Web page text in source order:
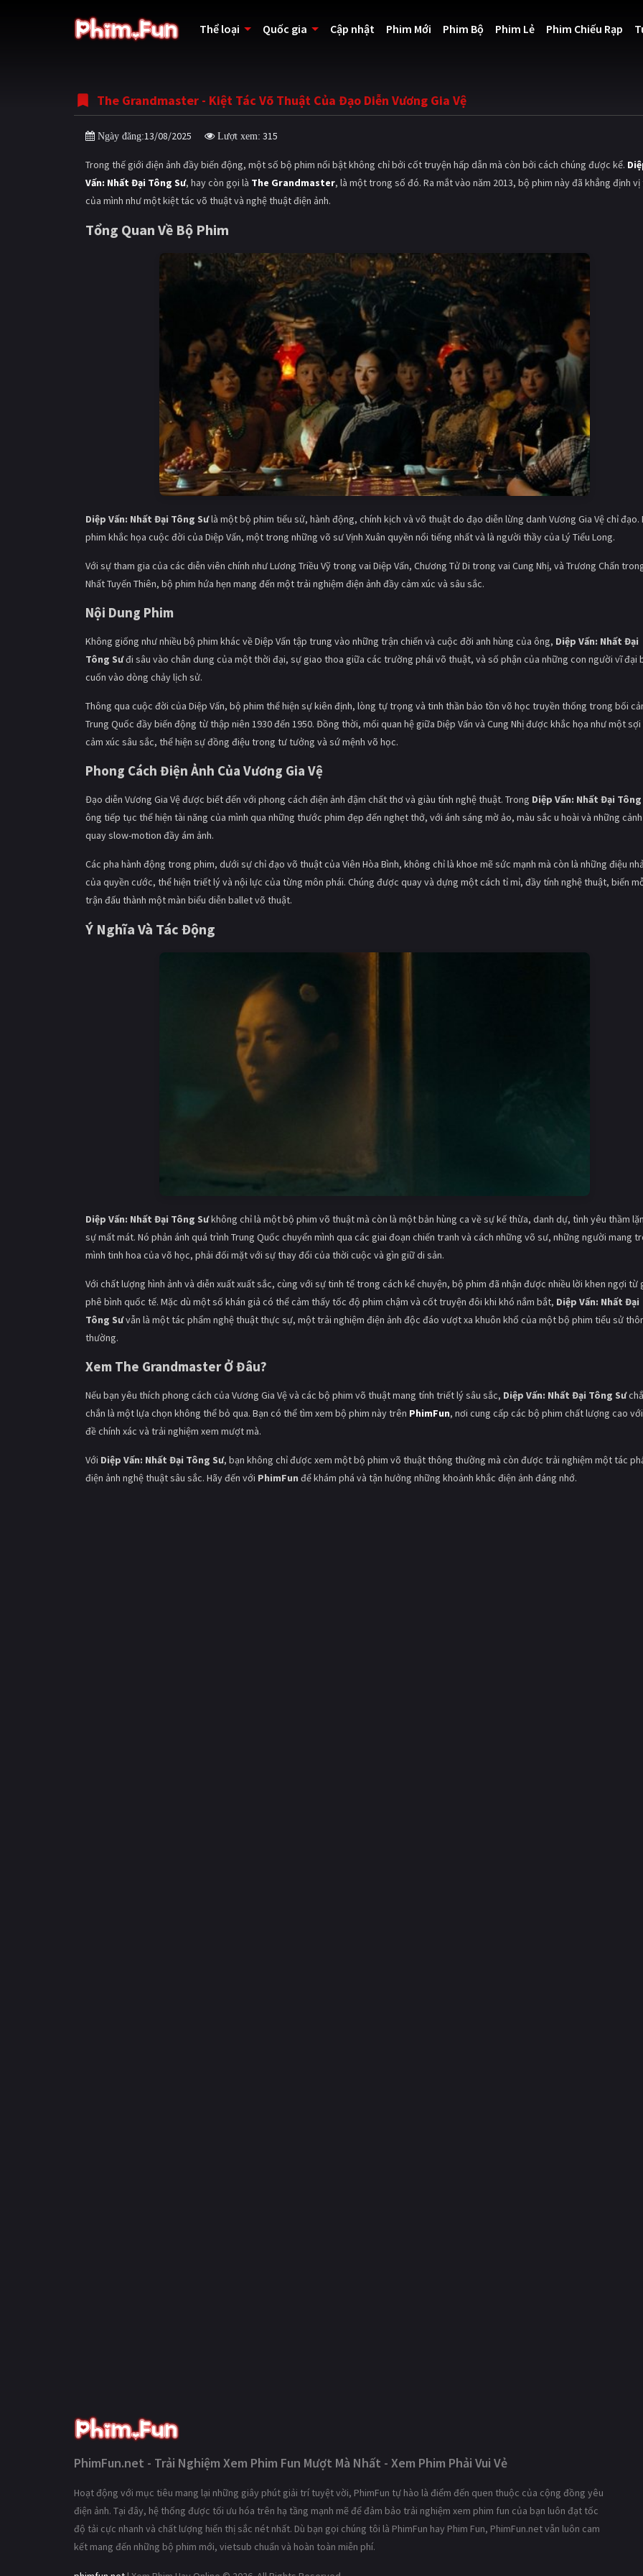
Thể loại Quốc gia Cập nhật Phim Mới Phim Bộ Phim Lẻ Phim Chiếu Rạp
The Grandmaster - Kiệt Tác Võ Thuật Của Đạo Diễn Vương Gia Vệ
Ngày đăng:13/08/2025 Lượt xem: 315
Trong thế giới điện ảnh đầy biến động, một số bộ phim nổi bật không chỉ bởi cốt truyện hấp dẫn mà còn bởi cách chúng được kể.
Vấn: Nhất Đại Tông Sư, hay còn gọi là The Grandmaster, là một trong số đó. Ra mắt vào năm 2013, bộ phim này đã khẳng định vị
của mình như một kiệt tác võ thuật và nghệ thuật điện ảnh.
Tổng Quan Về Bộ Phim
Diệp Vấn: Nhất Đại Tông Sưlà một bộ phim tiểu sử, hành động, chính kịch và võ thuật do đạo diễn lừng danh Vương Gia Vệ chỉ đạo.
phim khắc họa cuộc đời của Diệp Vấn, một trong những võ sư Vịnh Xuân quyền nổi tiếng nhất và là người thầy của Lý Tiểu Long.
Với sự tham gia của các diễn viên chính như Lương Triều Vỹ trong vai Diệp Vấn, Chương Tử Di trong vai Cung Nhị, và Trương Chấn
Nhất Tuyến Thiên, bộ phim hứa hẹn mang đến một trải nghiệm điện ảnh đầy cảm xúc và sâu sắc.
Nội Dung Phim
Không giống như nhiều bộ phim khác về Diệp Vấn tập trung vào những trận chiến và cuộc đời anh hùng của ông, Diệp Vấn: Nhất Đại
Tông Sưđi sâu vào chân dung của một thời đại, sự giao thoa giữa các trường phái võ thuật, và số phận của những con người vĩ đại
cuốn vào dòng chảy lịch sử.
Thông qua cuộc đời của Diệp Vấn, bộ phim thể hiện sự kiên định, lòng tự trọng và tinh thần bảo tồn võ học truyền thống trong bối
Trung Quốc đầy biến động từ thập niên 1930 đến 1950. Đồng thời, mối quan hệ giữa Diệp Vấn và Cung Nhị được khắc họa như một
cảm xúc sâu sắc, thể hiện sự đồng điệu trong tư tưởng và sứ mệnh võ học.
Phong Cách Điện Ảnh Của Vương Gia Vệ
Đạo diễn Vương Gia Vệ được biết đến với phong cách điện ảnh đậm chất thơ và giàu tính nghệ thuật. Trong Diệp Vấn: Nhất Đại Tông
ông tiếp tục thể hiện tài năng của mình qua những thước phim đẹp đến nghẹt thở, với ánh sáng mờ ảo, màu sắc u hoài và những cảnh
quay slow-motion đầy ám ảnh.
Các pha hành động trong phim, dưới sự chỉ đạo võ thuật của Viên Hòa Bình, không chỉ là khoe mẽ sức mạnh mà còn là những điệu
của quyền cước, thể hiện triết lý và nội lực của từng môn phái. Chúng được quay và dựng một cách tỉ mỉ, đầy tính nghệ thuật, biến
trận đấu thành một màn biểu diễn ballet võ thuật.
Ý Nghĩa Và Tác Động
Diệp Vấn: Nhất Đại Tông Sưkhông chỉ là một bộ phim võ thuật mà còn là một bản hùng ca về sự kế thừa, danh dự, tình yêu thầm
sự mất mát. Nó phản ánh quá trình Trung Quốc chuyển mình qua các giai đoạn chiến tranh và cách những võ sư, những người mang
mình tinh hoa của võ học, phải đối mặt với sự thay đổi của thời cuộc và gìn giữ di sản.
Với chất lượng hình ảnh và diễn xuất xuất sắc, cùng với sự tinh tế trong cách kể chuyện, bộ phim đã nhận được nhiều lời khen ngợi từ
phê bình quốc tế. Mặc dù một số khán giả có thể cảm thấy tốc độ phim chậm và cốt truyện đôi khi khó nắm bắt, Diệp Vấn: Nhất Đại
Tông Sưvẫn là một tác phẩm nghệ thuật thực sự, một trải nghiệm điện ảnh độc đáo vượt xa khuôn khổ của một bộ phim tiểu sử
thường.
Xem The Grandmaster Ở Đâu?
Nếu bạn yêu thích phong cách của Vương Gia Vệ và các bộ phim võ thuật mang tính triết lý sâu sắc, Diệp Vấn: Nhất Đại Tông Sư
chắn là một lựa chọn không thể bỏ qua. Bạn có thể tìm xem bộ phim này trên PhimFun, nơi cung cấp các bộ phim chất lượng cao
đề chính xác và trải nghiệm xem mượt mà.
Với Diệp Vấn: Nhất Đại Tông Sư, bạn không chỉ được xem một bộ phim võ thuật thông thường mà còn được trải nghiệm một tác
điện ảnh nghệ thuật sâu sắc. Hãy đến với PhimFun để khám phá và tận hưởng những khoảnh khắc điện ảnh đáng nhớ.
PhimFun.net - Trải Nghiệm Xem Phim Fun Mượt Mà Nhất - Xem Phim Phải Vui Vẻ
Hoạt động với mục tiêu mang lại những giây phút giải trí tuyệt vời, PhimFun tự hào là điểm đến quen thuộc của cộng đồng yêu
điện ảnh. Tại đây, hệ thống được tối ưu hóa trên hạ tầng mạnh mẽ để đảm bảo trải nghiệm xem phim fun của bạn luôn đạt tốc
độ tải cực nhanh và chất lượng hiển thị sắc nét nhất. Dù bạn gọi chúng tôi là PhimFun hay Phim Fun, PhimFun.net vẫn luôn cam
kết mang đến những bộ phim mới, vietsub chuẩn và hoàn toàn miễn phí.